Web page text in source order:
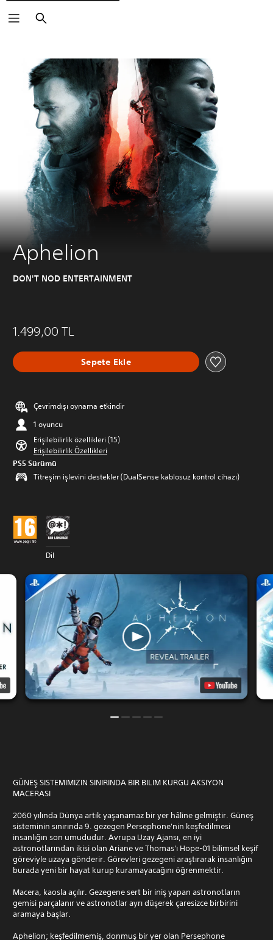
Arama
Aphelion
DON'T NOD ENTERTAINMENT
1.499,00 TL
Sepete Ekle
Çevrimdışı oynama etkindir
1 oyuncu
Erişilebilirlik özellikleri (15)
Erişilebilirlik Özellikleri
PS5 Sürümü
Titreşim işlevini destekler (DualSense kablosuz kontrol cihazı)
Dil
GÜNEŞ SISTEMIMIZIN SINIRINDA BIR BILIM KURGU AKSIYON
MACERASI
2060 yılında Dünya artık yaşanamaz bir yer hâline gelmiştir. Güneş
sisteminin sınırında 9. gezegen Persephone'nin keşfedilmesi
insanlığın son umududur. Avrupa Uzay Ajansı, en iyi
astronotlarından ikisi olan Ariane ve Thomas'ı Hope-01 bilimsel keşif
göreviyle uzaya gönderir. Görevleri gezegeni araştırarak insanlığın
burada yeni bir hayat kurup kuramayacağını öğrenmektir.
Macera, kaosla açılır. Gezegene sert bir iniş yapan astronotların
gemisi parçalanır ve astronotlar ayrı düşerek çaresizce birbirini
aramaya başlar.
Aphelion; keşfedilmemiş, donmuş bir yer olan Persephone